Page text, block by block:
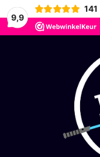
9,9
141